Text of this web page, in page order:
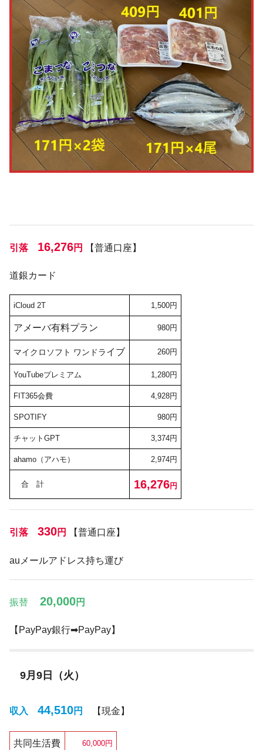
引落 16,276円 【普通口座】
道銀カード
iCloud 2T 1,500円
アメーバ有料プラン 980円
マイクロソフト ワンドライブ 260円
YouTubeプレミアム 1,280円
FIT365会費 4,928円
SPOTIFY 980円
チャットGPT 3,374円
ahamo（アハモ） 2,974円
合 計 16,276円
引落 330円 【普通口座】
auメールアドレス持ち運び
振替 20,000円
【PayPay銀行➡PayPay】
9月9日（火）
収入 44,510円 【現金】
共同生活費 60,000円